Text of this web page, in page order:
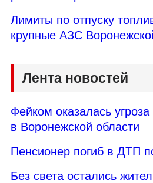
Лимиты по отпуску
крупные АЗС
Лента новостей
Фейком оказалась
в Воронежской области
Пенсионер погиб в ДТП
Без света остались